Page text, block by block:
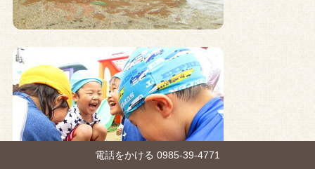
電話をかける 0985-39-4771